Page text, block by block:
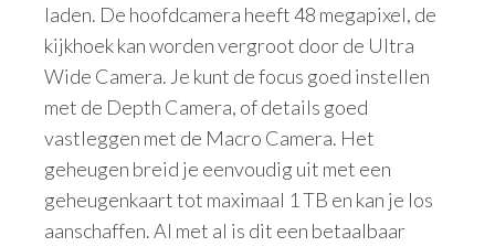
laden. De hoofdcamera heeft 48 megapixel, de
kijkhoek kan worden vergroot door de Ultra
Wide Camera. Je kunt de focus goed instellen
met de Depth Camera, of details goed
vastleggen met de Macro Camera. Het
geheugen breid je eenvoudig uit met een
geheugenkaart tot maximaal 1 TB en kan je los
aanschaffen. Al met al is dit een betaalbaar